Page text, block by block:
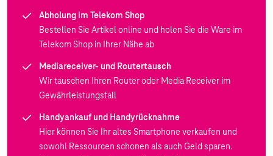
Abholung im Telekom Shop
Bestellen Sie Artikel online und holen Sie die Ware im
Telekom Shop in Ihrer Nähe ab
Mediareceiver- und Routertausch
Wir tauschen Ihren Router oder Media Receiver im
Gewährleistungsfall
Handyankauf und Handyrücknahme
Hier können Sie Ihr altes Smartphone verkaufen und
sowohl Ressourcen schonen als auch Geld sparen.